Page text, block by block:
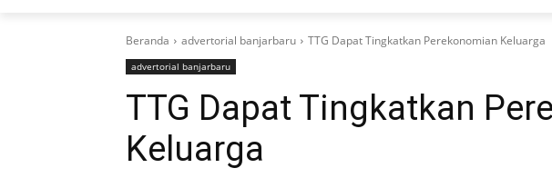
Beranda advertorial banjarbaru TTG Dapat Tingkatkan Perekonomian Keluarga
advertorial banjarbaru
TTG Dapat Tingkatkan
Keluarga